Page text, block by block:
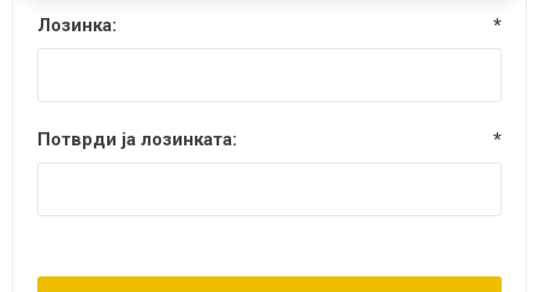
Лозинка: *
Потврди ја лозинката: *